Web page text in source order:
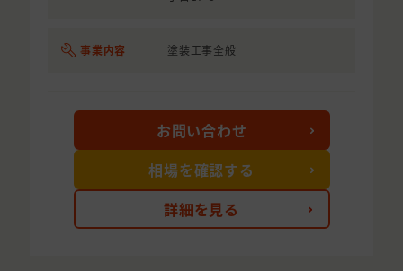
事業内容 塗装工事全般
詳細を見る
お問い合わせ
相場を確認する